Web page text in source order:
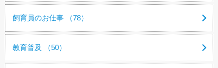
飼育員のお仕事 （78）
教育普及 （50）